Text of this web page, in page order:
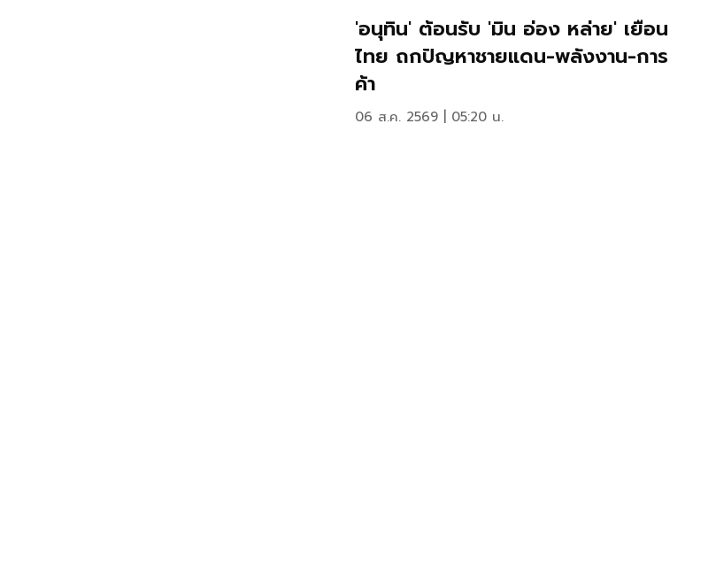
'อนุทิน' ต้อนรับ 'มิน อ่อง หล่าย' เยือน
ไทย ถกปัญหาชายแดน-พลังงาน-การ
ค้า
06 ส.ค. 2569 | 05:20 น.